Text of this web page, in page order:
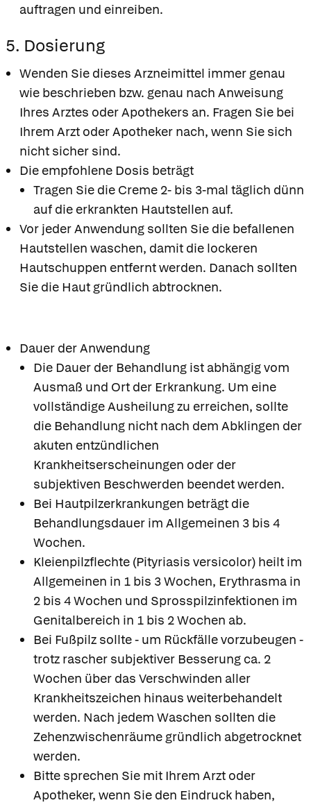
auftragen und einreiben.
5. Dosierung
Wenden Sie dieses Arzneimittel immer genau
wie beschrieben bzw. genau nach Anweisung
Ihres Arztes oder Apothekers an. Fragen Sie bei
Ihrem Arzt oder Apotheker nach, wenn Sie sich
nicht sicher sind.
Die empfohlene Dosis beträgt
Tragen Sie die Creme 2- bis 3-mal täglich dünn
auf die erkrankten Hautstellen auf.
Vor jeder Anwendung sollten Sie die befallenen
Hautstellen waschen, damit die lockeren
Hautschuppen entfernt werden. Danach sollten
Sie die Haut gründlich abtrocknen.
Dauer der Anwendung
Die Dauer der Behandlung ist abhängig vom
Ausmaß und Ort der Erkrankung. Um eine
vollständige Ausheilung zu erreichen, sollte
die Behandlung nicht nach dem Abklingen der
akuten entzündlichen
Krankheitserscheinungen oder der
subjektiven Beschwerden beendet werden.
Bei Hautpilzerkrankungen beträgt die
Behandlungsdauer im Allgemeinen 3 bis 4
Wochen.
Kleienpilzflechte (Pityriasis versicolor) heilt im
Allgemeinen in 1 bis 3 Wochen, Erythrasma in
2 bis 4 Wochen und Sprosspilzinfektionen im
Genitalbereich in 1 bis 2 Wochen ab.
Bei Fußpilz sollte - um Rückfälle vorzubeugen -
trotz rascher subjektiver Besserung ca. 2
Wochen über das Verschwinden aller
Krankheitszeichen hinaus weiterbehandelt
werden. Nach jedem Waschen sollten die
Zehenzwischenräume gründlich abgetrocknet
werden.
Bitte sprechen Sie mit Ihrem Arzt oder
Apotheker, wenn Sie den Eindruck haben,